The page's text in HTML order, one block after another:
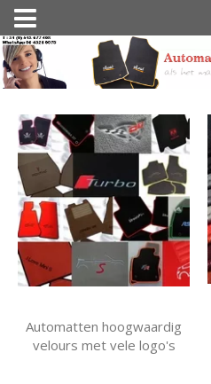
Nav
activeren
door
inhoud
Automatten hoogwaardig
velours met vele logo's